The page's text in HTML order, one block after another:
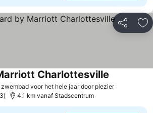
Delen
voor het hele jaar door plezier
Charlottesville
4.1 km vanaf Stadscentrum